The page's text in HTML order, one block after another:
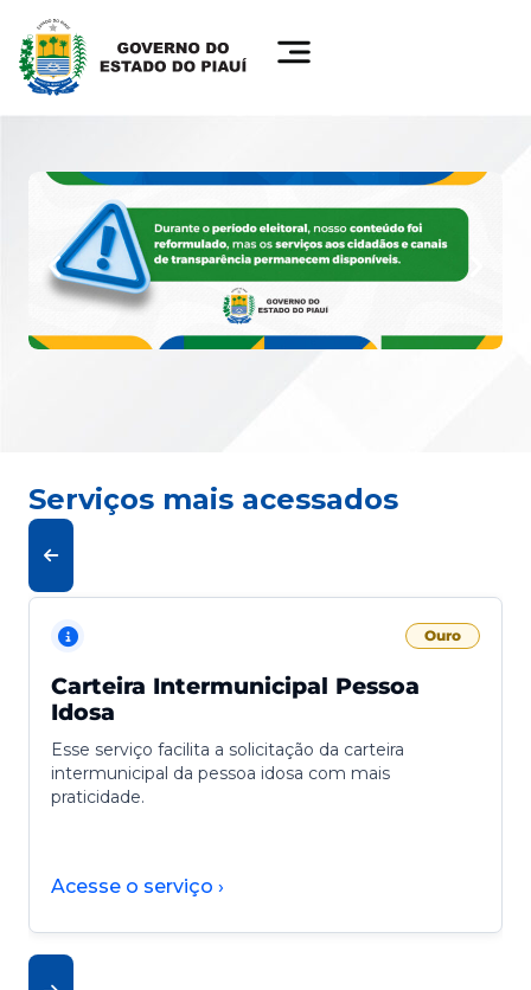
Serviços mais acessados
Ouro
Carteira Intermunicipal Pessoa
Idosa
Esse serviço facilita a solicitação da carteira
intermunicipal da pessoa idosa com mais
praticidade.
Acesse o serviço ›